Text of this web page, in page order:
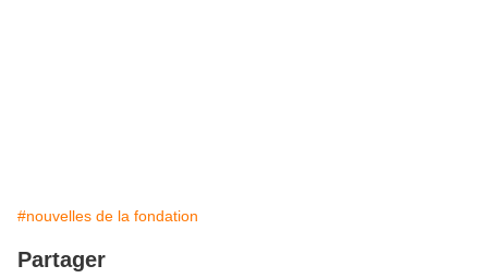
#nouvelles de la fondation
Partager